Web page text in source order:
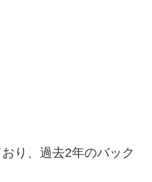
り、過去2年のバック